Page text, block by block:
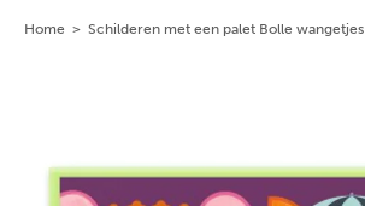
Home > Schilderen met een palet Bolle wangetjes